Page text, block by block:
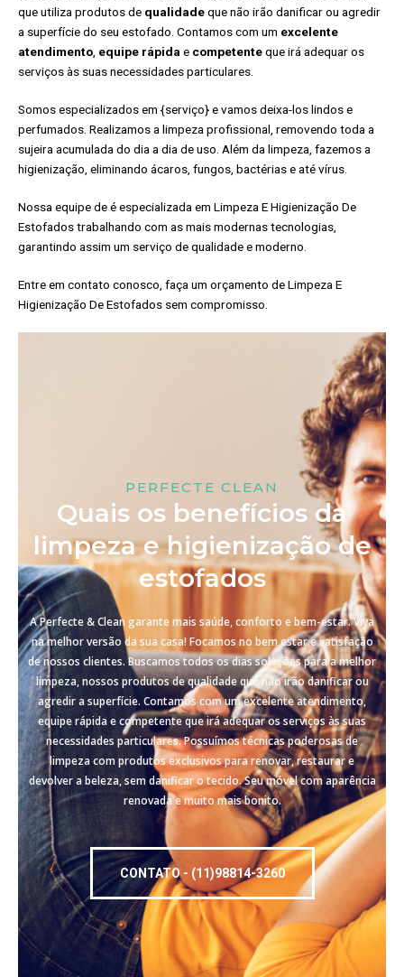
que utiliza produtos de qualidadeque não irão danificar ou agredir
a superfície do seu estofado. Contamos com um excelente
atendimento equipe rápida e competenteque irá adequar os
serviços às suas necessidades particulares.
Somos especializados em {serviço} e vamos deixa-los lindos e
perfumados. Realizamos a limpeza profissional, removendo toda a
sujeira acumulada do dia a dia de uso. Além da limpeza, fazemos a
higienização, eliminando ácaros, fungos, bactérias e até vírus.
Nossa equipe de é especializada em Limpeza E Higienização De
Estofados trabalhando com as mais modernas tecnologias,
garantindo assim um serviço de qualidade e moderno.
Entre em contato conosco, faça um orçamento de Limpeza E
Higienização De Estofados sem compromisso.
PERFECTE CLEAN
Quais os benefícios da
limpeza e higienização de
estofados
A Perfecte & Clean garante mais saúde, conforto e bem-estar. Viva
na melhor versão da sua casa! Focamos no bem estar e satisfação
de nossos clientes. Buscamos todos os dias soluções para a melhor
limpeza, nossos produtos de qualidade que não irão danificar ou
agredir a superfície. Contamos com um excelente atendimento,
equipe rápida e competente que irá adequar os serviços às suas
necessidades particulares. Possuímos técnicas poderosas de
limpeza com produtos exclusivos para renovar, restaurar e
devolver a beleza, sem danificar o tecido. Seu móvel com aparência
renovada e muito mais bonito.
CONTATO - (11)98814-3260